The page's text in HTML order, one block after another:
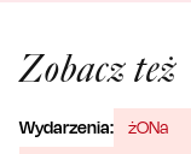
Zobacz też
Wydarzenia: żONa